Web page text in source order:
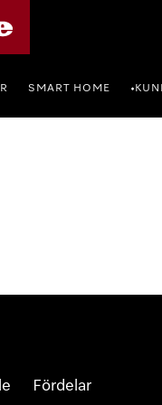
SMART HOME •
Fördelar